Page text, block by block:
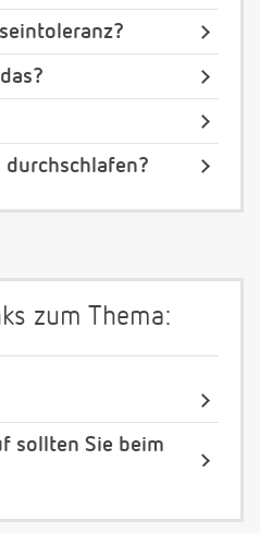
durchschlafen?
zum Thema:
sollten Sie beim